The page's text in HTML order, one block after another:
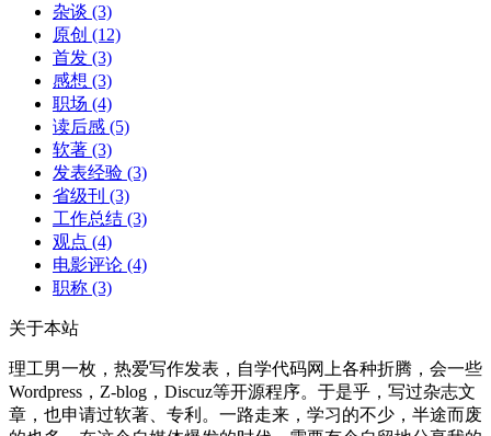
杂谈 (3)
原创 (12)
首发 (3)
感想 (3)
职场 (4)
读后感 (5)
软著 (3)
发表经验 (3)
省级刊 (3)
工作总结 (3)
观点 (4)
电影评论 (4)
职称 (3)
关于本站
理工男一枚，热爱写作发表，自学代码网上各种折腾，会一些
Wordpress，Z-blog，Discuz等开源程序。于是乎，写过杂志文
章，也申请过软著、专利。一路走来，学习的不少，半途而废